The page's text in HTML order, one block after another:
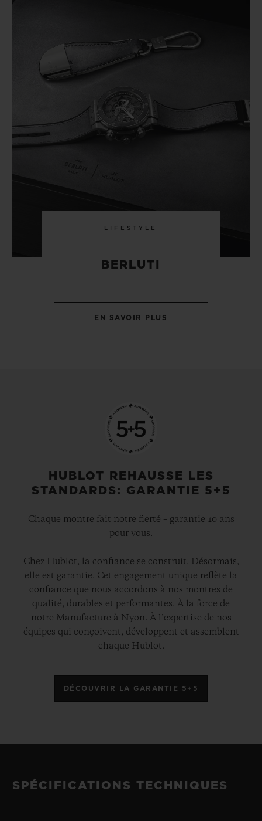
LIFESTYLE
BERLUTI
EN SAVOIR PLUS
HUBLOT REHAUSSE LES
STANDARDS: GARANTIE 5+5
Chaque montre fait notre fierté – garantie 10 ans
pour vous.
Chez Hublot, la confiance se construit. Désormais,
elle est garantie. Cet engagement unique reflète la
confiance que nous accordons à nos montres de
qualité, durables et performantes. À la force de
notre Manufacture à Nyon. À l’expertise de nos
équipes qui conçoivent, développent et assemblent
chaque Hublot.
DÉCOUVRIR LA GARANTIE 5+5
SPÉCIFICATIONS TECHNIQUES